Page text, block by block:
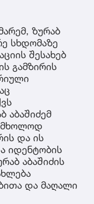
ზურაბ
სხდომაზე
შესახებ
გამზირის
აბაშიძემ
მხოლოდ
და ის
იდენტობის
აბაშიძის
და მაღალი